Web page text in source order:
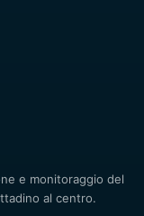
e monitoraggio del
al centro.